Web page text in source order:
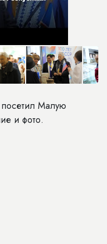
Малую
и фото.